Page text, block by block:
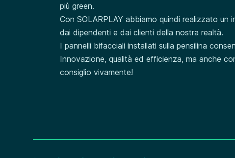
più green.
Con SOLARPLAY abbiamo quindi realizzato
dai dipendenti e dai clienti della nostra realtà.
I pannelli bifacciali installati sulla pensilina
Innovazione, qualità ed efficienza, ma anche
consiglio vivamente!